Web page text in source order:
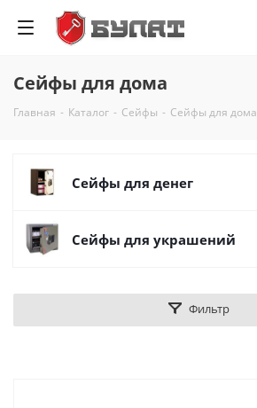
Сейфы для дома
Главная - Каталог - Сейфы - Сейфы для дома
Сейфы для денег
Сейфы для украшений
Фильтр